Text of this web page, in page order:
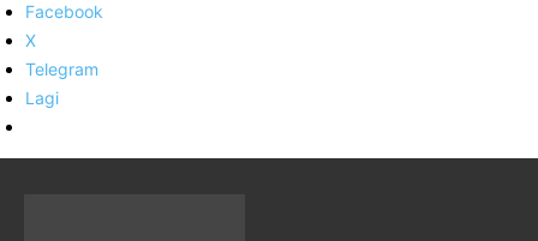
Facebook
X
Telegram
Lagi